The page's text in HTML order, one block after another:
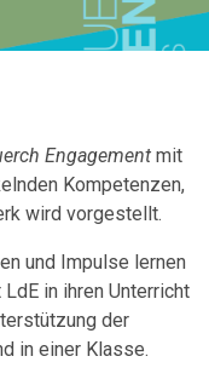
Engagement mit
Kompetenzen,
wird vorgestellt.
und Impulse lernen
in ihren Unterricht
der
in einer Klasse.